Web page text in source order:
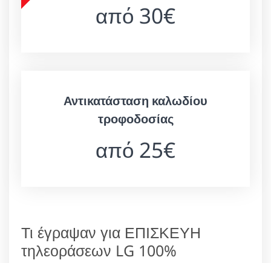
από 30€
Αντικατάσταση καλωδίου
τροφοδοσίας
από 25€
Τι έγραψαν για ΕΠΙΣΚΕΥΗ
τηλεοράσεων LG 100%